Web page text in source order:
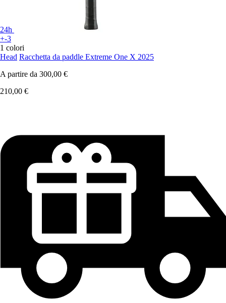
24h
+-3
1 colori
Head Racchetta da paddle Extreme One X 2025
A partire da 300,00 €
210,00 €